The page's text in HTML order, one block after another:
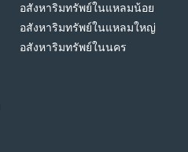
อสังหาริมทรัพย์ในแหลมน้อย
อสังหาริมทรัพย์ในแหลมใหญ่
อสังหาริมทรัพย์ในนคร